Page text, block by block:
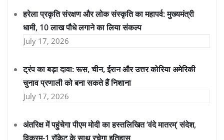
हरेला प्रकृति संरक्षण और लोक संस्कृति का महापर्व: मुख्यमंत्री
धामी, 10 लाख पौधे लगाने का लिया संकल्प
July 17, 2026
ट्रंप का बड़ा दावा: रूस, चीन, ईरान और उत्तर कोरिया अमेरिकी
चुनाव प्रणाली को बना सकते हैं निशाना
July 17, 2026
अंतरिक्ष में पहुंचेगा पीएम मोदी का हस्तलिखित ‘वंदे मातरम्’ संदेश,